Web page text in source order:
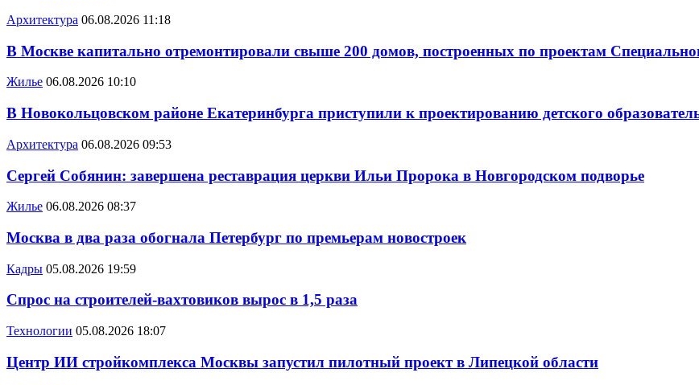
Архитектура 06.08.2026 11:18
В Москве капитально отремонтировали свыше 200 домов, построенных по проектам
Жилье 06.08.2026 10:10
В Новокольцовском районе Екатеринбурга приступили к проектированию детского
Архитектура 06.08.2026 09:53
Сергей Собянин: завершена реставрация церкви Ильи Пророка в Новгородском подворье
Жилье 06.08.2026 08:37
Москва в два раза обогнала Петербург по премьерам новостроек
Кадры 05.08.2026 19:59
Спрос на строителей-вахтовиков вырос в 1,5 раза
Технологии 05.08.2026 18:07
Центр ИИ стройкомплекса Москвы запустил пилотный проект в Липецкой области